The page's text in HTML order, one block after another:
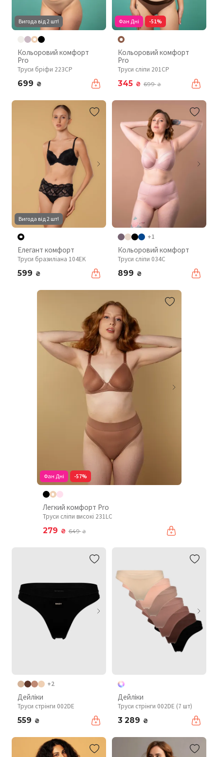
Вигода від 2 шт!
Кольоровий комфорт
Pro
Труси бріфи 223CP
699 ₴
Фан Дні -51%
Кольоровий комфорт
Pro
Труси сліпи 201CP
345 ₴ 699₴
Вигода від 2 шт!
Елегант комфорт
Труси бразиліана 104EK
599 ₴
+1
Кольоровий комфорт
Труси сліпи 034C
899 ₴
Фан Дні -57%
Легкий комфорт Pro
Труси сліпи високі 231LC
279 ₴ 649₴
+2
Дейліки
Труси стрінги 002DE
559 ₴
Дейліки
Труси стрінги 002DE (7 шт)
3 289 ₴